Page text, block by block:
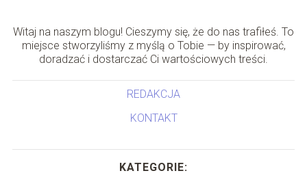
Witaj na naszym blogu! Cieszymy się, że do nas trafiłeś. To
miejsce stworzyliśmy z myślą o Tobie — by inspirować,
doradzać i dostarczać Ci wartościowych treści.
REDAKCJA
KONTAKT
KATEGORIE: